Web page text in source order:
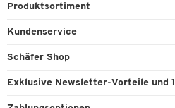
Produktsortiment
Büroausstattung
Kundenservice
Direktbestellung
Schäfer Shop
Services & Leistungen
Exklusive Newsletter-Vorteile und
Willkommensgutschein